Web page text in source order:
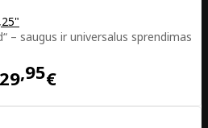
– saugus ir universalus sprendimas
29 95€